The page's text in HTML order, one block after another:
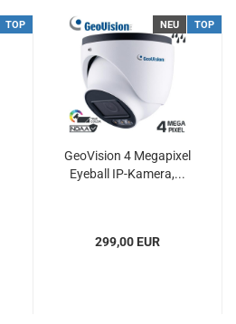
TOP NEU TOP
GeoVision 4 Megapixel
Eyeball IP-Kamera,...
299,00 EUR